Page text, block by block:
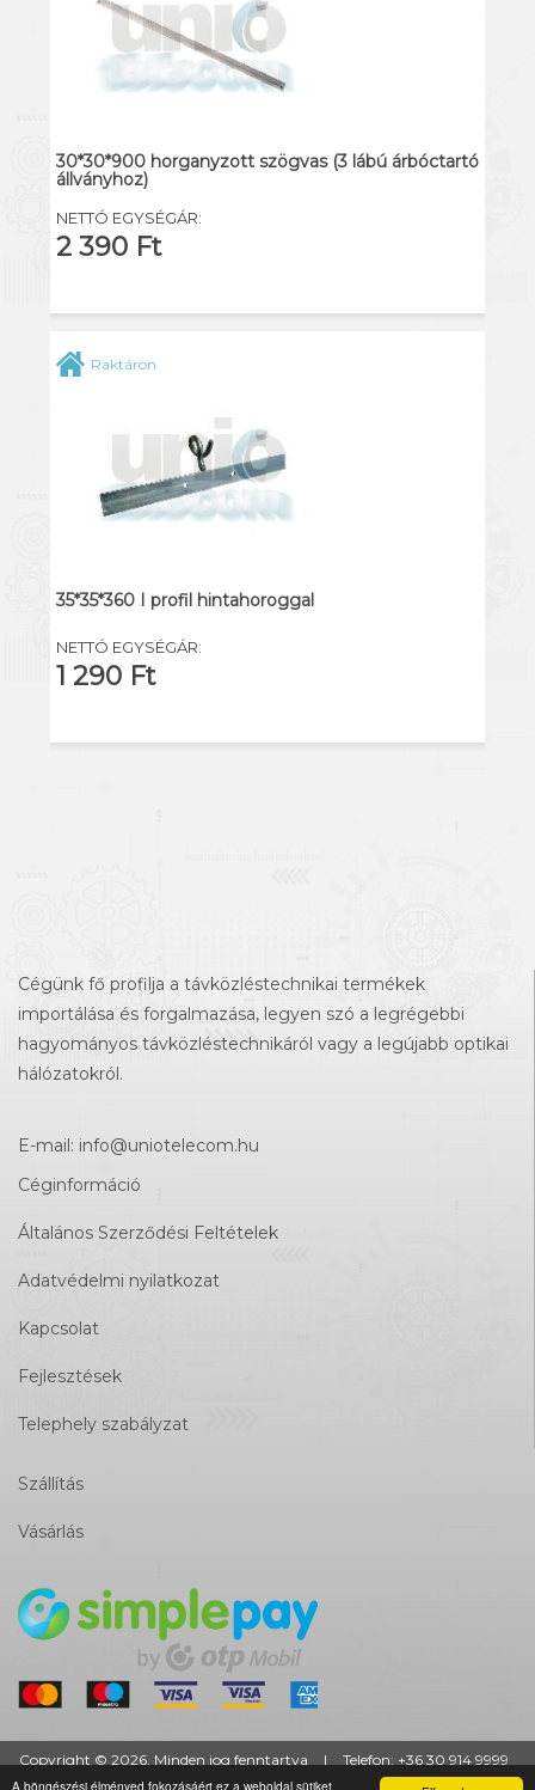
A böngészési élményed fokozásáért ez a weboldal sütiket
30*30*900 horganyzott szögvas (3 lábú árbóctartó
állványhoz)
NETTÓ EGYSÉGÁR:
2 390 Ft
Raktáron
35*35*360 I profil hintahoroggal
NETTÓ EGYSÉGÁR:
1 290 Ft
Cégünk fő profilja a távközléstechnikai termékek
importálása és forgalmazása, legyen szó a legrégebbi
hagyományos távközléstechnikáról vagy a legújabb optikai
hálózatokról.
E-mail: info@uniotelecom.hu
Céginformáció
Általános Szerződési Feltételek
Adatvédelmi nyilatkozat
Kapcsolat
Fejlesztések
Telephely szabályzat
Szállítás
Vásárlás
Copyright © 2026. Minden jog fenntartva | Telefon: +36 30 914 9999